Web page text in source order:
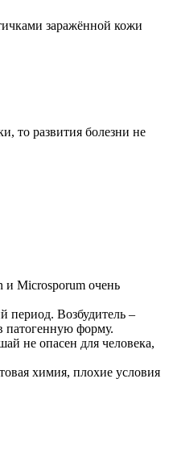
заражённой кожи
то развития болезни не
и Microsporum очень
период. Возбудитель –
патогенную форму.
не опасен для человека,
химия, плохие условия